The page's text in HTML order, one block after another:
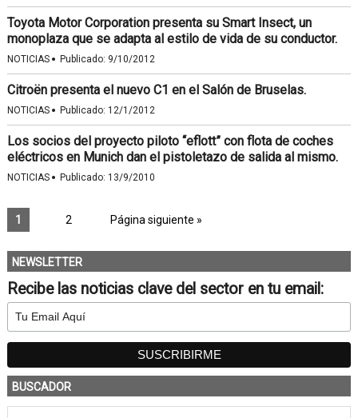
Toyota Motor Corporation presenta su Smart Insect, un
monoplaza que se adapta al estilo de vida de su conductor.
NOTICIAS · Publicado: 9/10/2012
Citroën presenta el nuevo C1 en el Salón de Bruselas.
NOTICIAS · Publicado: 12/1/2012
Los socios del proyecto piloto “eflott” con flota de coches
eléctricos en Munich dan el pistoletazo de salida al mismo.
NOTICIAS · Publicado: 13/9/2010
1 2 Página siguiente »
NEWSLETTER
Recibe las noticias clave del sector en tu email:
BUSCADOR